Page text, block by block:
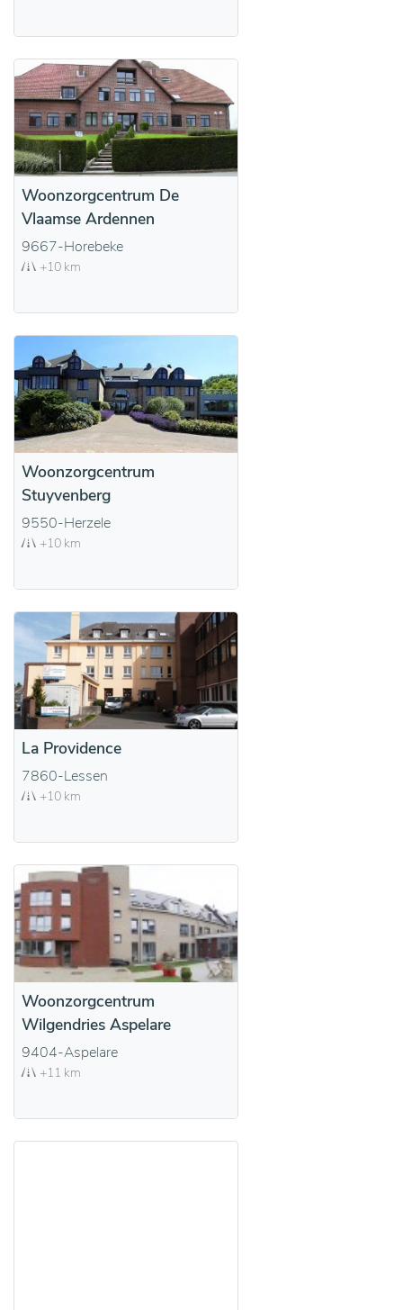
Woonzorgcentrum De
Vlaamse Ardennen
9667-Horebeke
+10 km
Woonzorgcentrum
Stuyvenberg
9550-Herzele
+10 km
La Providence
7860-Lessen
+10 km
Woonzorgcentrum
Wilgendries Aspelare
9404-Aspelare
+11 km